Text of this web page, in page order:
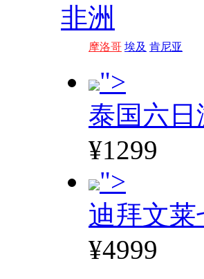
非洲
摩洛哥 埃及 肯尼亚
">
泰国六
¥1299
">
迪拜文
¥4999